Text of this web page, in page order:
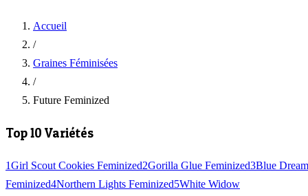
Accueil
/
Graines Féminisées
/
Future Feminized
Top 10 Variétés
1Girl Scout Cookies Feminized2Gorilla Glue Feminized3Blue Dream
Feminized4Northern Lights Feminized5White Widow